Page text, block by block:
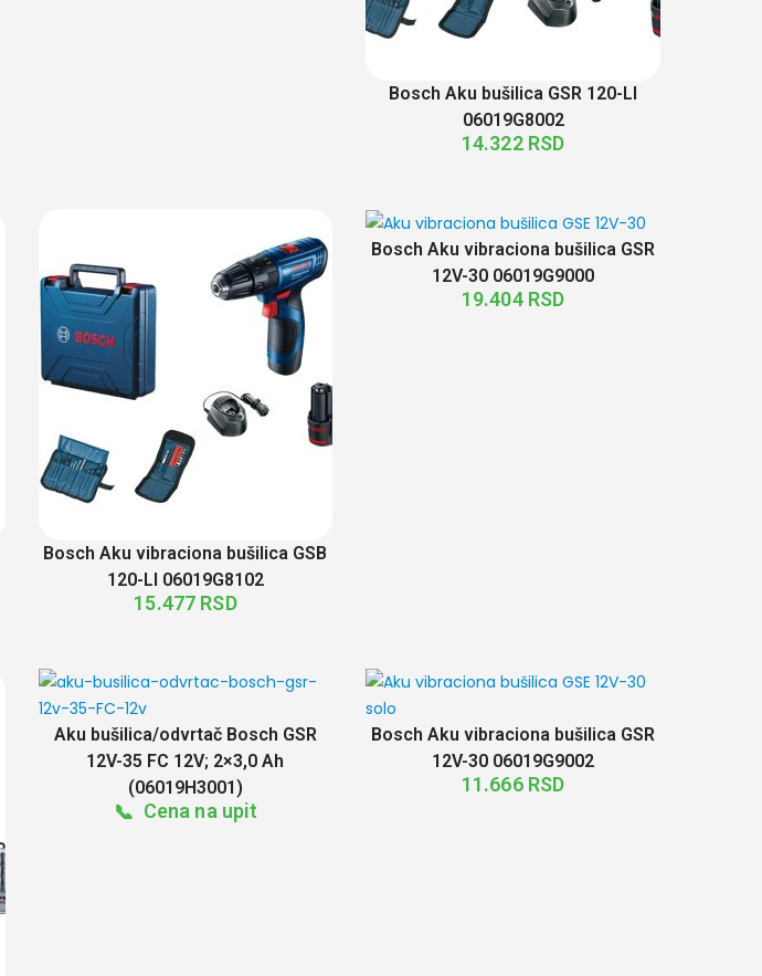
Bosch Aku bušilica GSR 120-LI
06019G8002
14.322 RSD
Bosch Aku vibraciona bušilica GSB
120-LI 06019G8102
15.477 RSD
Bosch Aku vibraciona bušilica GSR
12V-30 06019G9000
19.404 RSD
Aku bušilica/odvrtač Bosch GSR
12V-35 FC 12V; 2×3,0 Ah
(06019H3001)
📞 Cena na upit
Bosch Aku vibraciona bušilica GSR
12V-30 06019G9002
11.666 RSD